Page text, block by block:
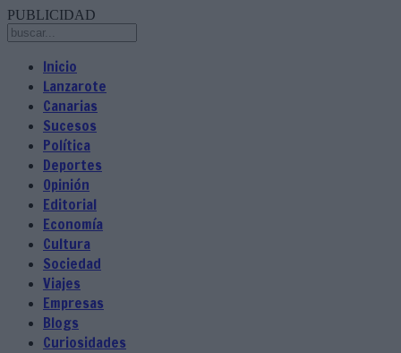
PUBLICIDAD
Inicio
Lanzarote
Canarias
Sucesos
Política
Deportes
Opinión
Editorial
Economía
Cultura
Sociedad
Viajes
Empresas
Blogs
Curiosidades